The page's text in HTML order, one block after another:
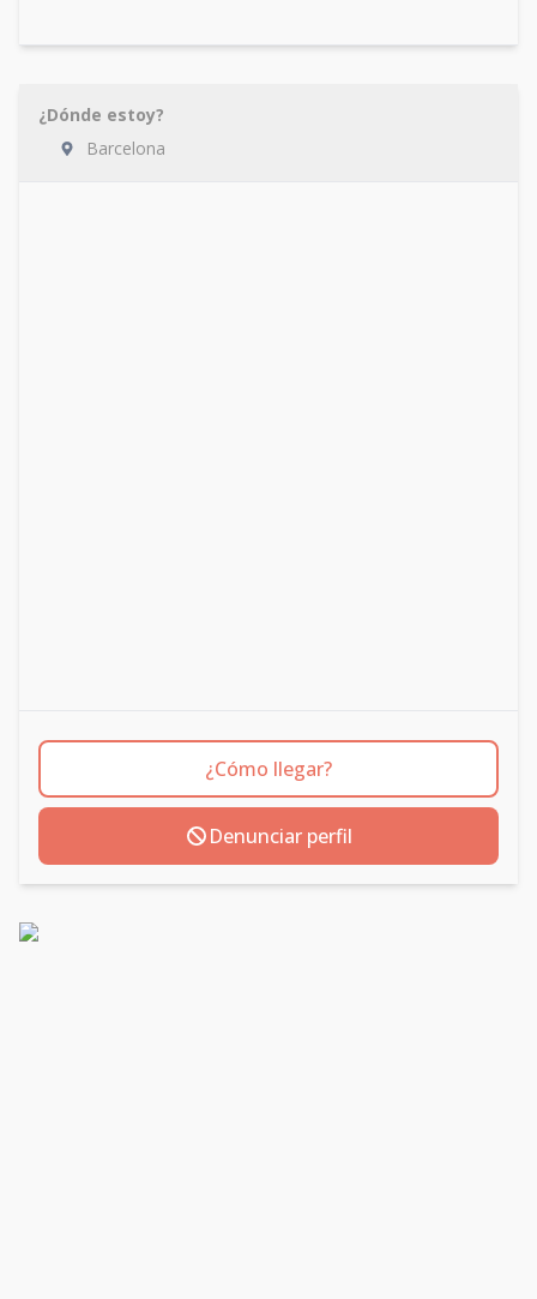
¿Dónde estoy?
Barcelona
¿Cómo llegar?
Denunciar perfil